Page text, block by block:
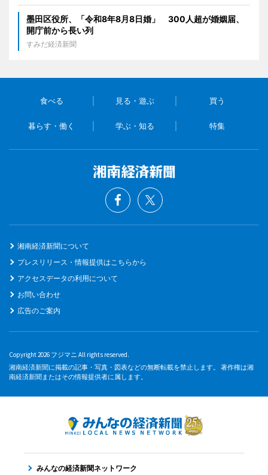
墨田区役所、「令和8年8月8日婚」 300人超が婚姻届、
開庁前から長い列
すみだ経済新聞
食べる 見る・遊ぶ 買う
暮らす・働く 学ぶ・知る 特集
湘南経済新聞について
プレスリリース・情報提供はこちらから
アクセスデータの利用について
お問い合わせ
広告のご案内
Copyright 2026 フジマニ All rights reserved.
湘南経済新聞に掲載の記事・写真・図表などの無断転載を禁止します。 著作権は湘
南経済新聞またはその情報提供者に属します。
みんなの経済新聞ネットワーク